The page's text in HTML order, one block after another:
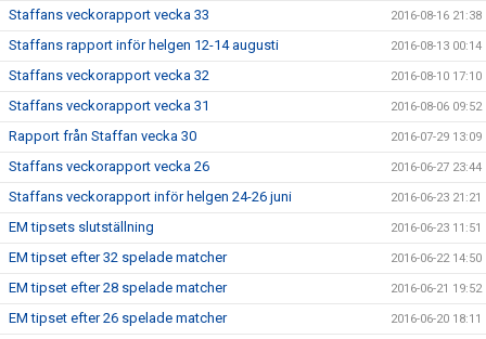
Staffans veckorapport vecka 33 2016-08-16 21:38
Staffans rapport inför helgen 12-14 augusti 2016-08-13 00:14
Staffans veckorapport vecka 32 2016-08-10 17:10
Staffans veckorapport vecka 31 2016-08-06 09:52
Rapport från Staffan vecka 30 2016-07-29 13:09
Staffans veckorapport vecka 26 2016-06-27 23:44
Staffans veckorapport inför helgen 24-26 juni 2016-06-23 21:21
EM tipsets slutställning 2016-06-23 11:51
EM tipset efter 32 spelade matcher 2016-06-22 14:50
EM tipset efter 28 spelade matcher 2016-06-21 19:52
EM tipset efter 26 spelade matcher 2016-06-20 18:11